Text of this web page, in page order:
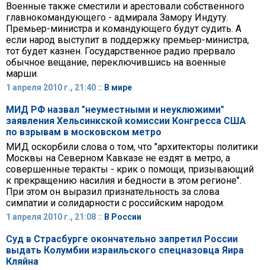
Военные также сместили и арестовали собственного
главнокомандующего - адмирала Замору Индуту.
Премьер-министра и командующего будут судить. А
если народ выступит в поддержку премьер-министра,
тот будет казнен. Государственное радио прервало
обычное вещание, переключившись на военные
марши.
1 апреля 2010 г., 21:40 :: В мире
МИД РФ назвал "неуместными и неуклюжими"
заявления Хельсинкской комиссии Конгресса США
по взрывам в московском метро
МИД оскорбили слова о том, что "архитекторы политики
Москвы на Северном Кавказе не ездят в метро, а
совершенные теракты - крик о помощи, призывающий
к прекращению насилия и бедности в этом регионе".
При этом он выразил признательность за слова
симпатии и солидарности с российским народом.
1 апреля 2010 г., 21:08 :: В России
Суд в Страсбурге окончательно запретил России
выдать Колумбии израильского спецназовца Яира
Кляйна